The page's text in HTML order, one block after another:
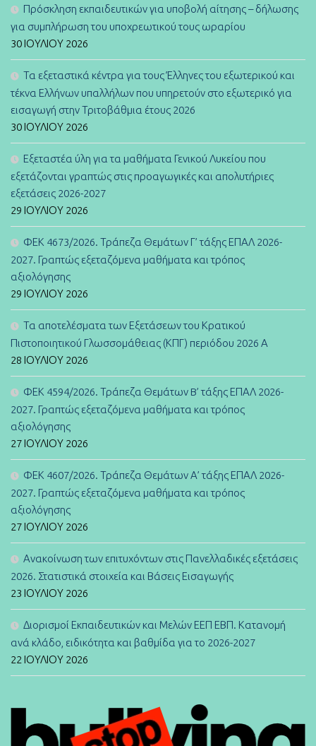
Πρόσκληση εκπαιδευτικών για υποβολή αίτησης – δήλωσης
για συμπλήρωση του υποχρεωτικού τους ωραρίου
30 ΙΟΥΛΊΟΥ 2026
Τα εξεταστικά κέντρα για τους Έλληνες του εξωτερικού και
τέκνα Ελλήνων υπαλλήλων που υπηρετούν στο εξωτερικό για
εισαγωγή στην Τριτοβάθμια έτους 2026
30 ΙΟΥΛΊΟΥ 2026
Εξεταστέα ύλη για τα μαθήματα Γενικού Λυκείου που
εξετάζονται γραπτώς στις προαγωγικές και απολυτήριες
εξετάσεις 2026-2027
29 ΙΟΥΛΊΟΥ 2026
ΦΕΚ 4673/2026. Τράπεζα Θεμάτων Γ’ τάξης ΕΠΑΛ 2026-
2027. Γραπτώς εξεταζόμενα μαθήματα και τρόπος
αξιολόγησης
29 ΙΟΥΛΊΟΥ 2026
Τα αποτελέσματα των Εξετάσεων του Κρατικού
Πιστοποιητικού Γλωσσομάθειας (ΚΠΓ) περιόδου 2026 Α
28 ΙΟΥΛΊΟΥ 2026
ΦΕΚ 4594/2026. Τράπεζα Θεμάτων B’ τάξης ΕΠΑΛ 2026-
2027. Γραπτώς εξεταζόμενα μαθήματα και τρόπος
αξιολόγησης
27 ΙΟΥΛΊΟΥ 2026
ΦΕΚ 4607/2026. Τράπεζα Θεμάτων Α’ τάξης ΕΠΑΛ 2026-
2027. Γραπτώς εξεταζόμενα μαθήματα και τρόπος
αξιολόγησης
27 ΙΟΥΛΊΟΥ 2026
Ανακοίνωση των επιτυχόντων στις Πανελλαδικές εξετάσεις
2026. Στατιστικά στοιχεία και Βάσεις Εισαγωγής
23 ΙΟΥΛΊΟΥ 2026
Διορισμοί Εκπαιδευτικών και Μελών ΕΕΠ ΕΒΠ. Κατανομή
ανά κλάδο, ειδικότητα και βαθμίδα για το 2026-2027
22 ΙΟΥΛΊΟΥ 2026